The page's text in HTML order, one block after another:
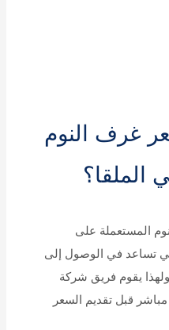
غرف النوم
الملقا؟
المستعملة على
تساعد في الوصول إلى
يقوم فريق شركة
قبل تقديم السعر